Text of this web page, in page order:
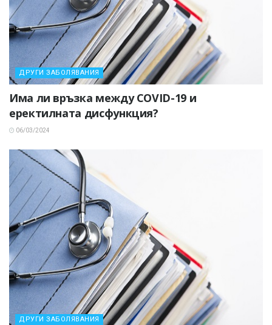
ДРУГИ ЗАБОЛЯВАНИЯ
Има ли връзка между COVID-19 и
еректилната дисфункция?
06/03/2024
ДРУГИ ЗАБОЛЯВАНИЯ